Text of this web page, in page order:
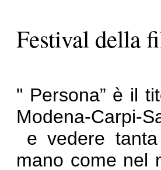
Festival della
" Persona” è il
Modena-Carpi-
e vedere
mano come nel